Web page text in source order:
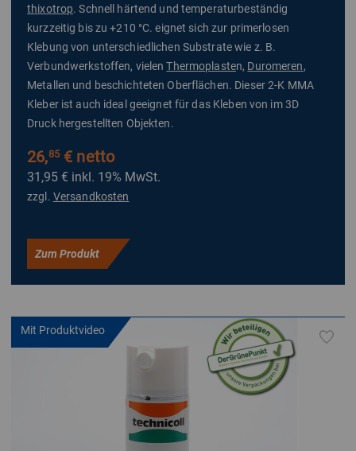
thixotrop. Schnell härtend und temperaturbeständig
kurzzeitig bis zu +210 °C. eignet sich zur primerlosen
Klebung von unterschiedlichen Substrate wie z. B.
Verbundwerkstoffen, vielenThermoplasten, Duromeren,
Metallen und beschichteten Oberflächen. Dieser 2-K MMA
Kleber ist auch ideal geeignet für das Kleben von im 3D
Druck hergestellten Objekten.
26,85€ netto
31,95 € inkl. 19% MwSt.
zzgl. Versandkosten
Zum Produkt
Mit Produktvideo